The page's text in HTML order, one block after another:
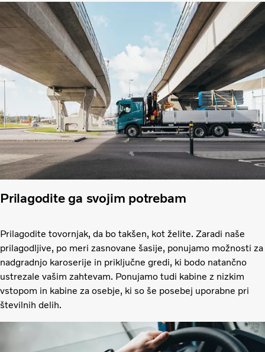
Prilagodite ga svojim potrebam
Prilagodite tovornjak, da bo takšen, kot želite. Zaradi naše
prilagodljive, po meri zasnovane šasije, ponujamo možnosti za
nadgradnjo karoserije in priključne gredi, ki bodo natančno
ustrezale vašim zahtevam. Ponujamo tudi kabine z nizkim
vstopom in kabine za osebje, ki so še posebej uporabne pri
številnih delih.